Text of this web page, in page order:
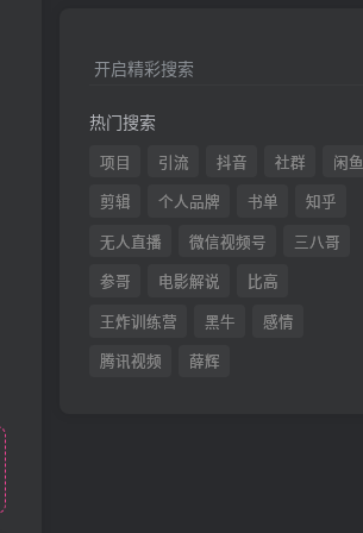
开启精彩搜索
热门搜索
项目 引流 抖音 社群
闲鱼
剪辑
个人品牌 书单
知乎
无人直播
微信视频号
三八哥
参哥
电影解说
比高
王炸训练营
黑牛
感情
腾讯视频
薛辉